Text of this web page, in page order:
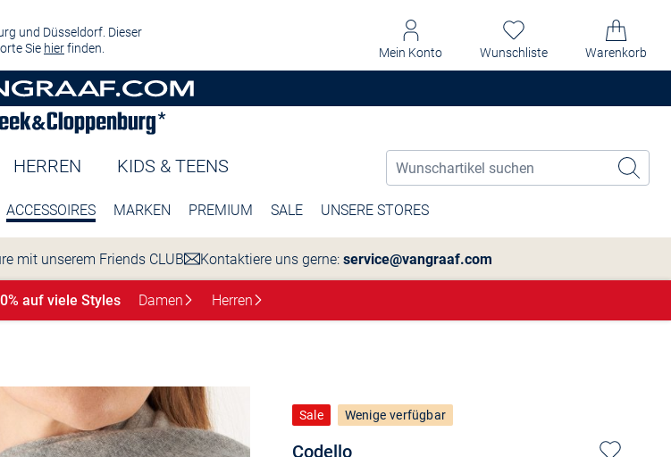
und Düsseldorf. Dieser
Sie hierfinden. Mein Konto Wunschliste Warenkorb
HERREN KIDS & TEENS
ACCESSOIRES MARKEN PREMIUM SALE UNSERE STORES
mit unserem Friends CLUB Kontaktiere uns gerne: service@vangraaf.com
auf viele Styles Damen Herren
Codello
Sale Wenige verfügbar